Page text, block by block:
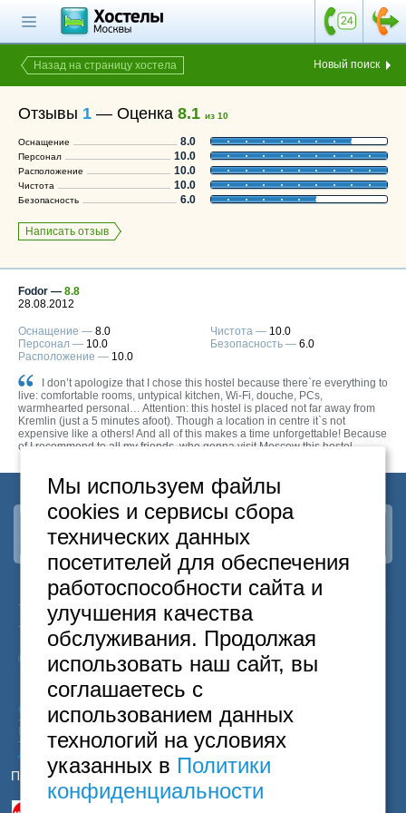
Назад на страницу хостела Новый поиск
Отзывы 1 — Оценка 8.1 из 10
Оснащение 8.0
Персонал 10.0
Расположение 10.0
Чистота 10.0
Безопасность 6.0
Написать отзыв
Fodor — 8.8
28.08.2012
Оснащение — 8.0
Персонал — 10.0
Расположение — 10.0
Чистота — 10.0
Безопасность — 6.0
I don’t apologize that I chose this hostel because there`re everything to
live: comfortable rooms, untypical kitchen, Wi-Fi, douche, PСs,
warmhearted personal… Attention: this hostel is placed not far away from
Kremlin (just a 5 minutes afoot). Though a location in centre it`s not
expensive like a others! And all of this makes a time unforgettable! Because
of I recommend to all my friends, who gonna visit Moscow this hostel.
Наша группа ВКонтакте
Москва
Санкт-Петербург
Бесплатный
+7 495 646-74-40
+7 812
418-22-18
8 800 222-58-32
© 2015 Hostels of Moscow. Все права защищены.
Согласие на обработку персональных данных
Политика конфиденциальности
Договор оферты
Принимаем к оплате
Мы используем файлы
cookies и сервисы сбора
технических данных
посетителей для обеспечения
работоспособности сайта и
улучшения качества
обслуживания. Продолжая
использовать наш сайт, вы
соглашаетесь с
использованием данных
технологий на условиях
указанных в Политики
конфиденциальности
Главная страница
Поиск хостела
хостелах
Каталог хостелов
Контакты
в социальных сетях
8 (800) 222-58-32
Москва
+7 (495) 646-74-40
Петербург
Полная версия сайта